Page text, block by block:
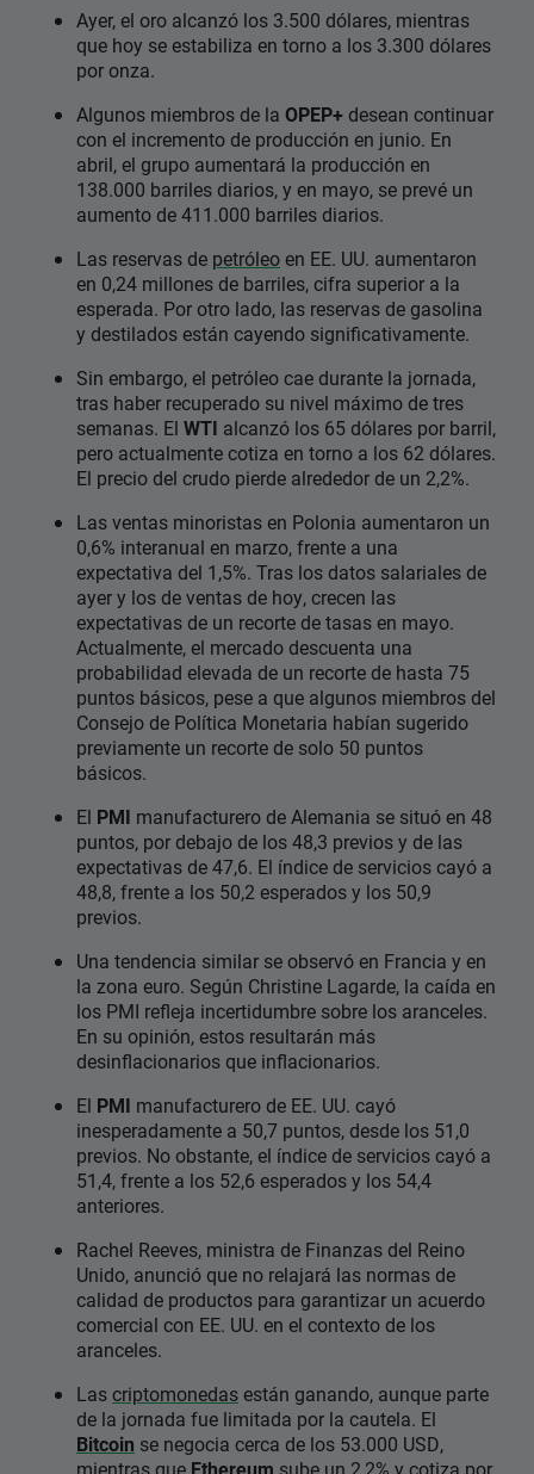
Ayer, el oro alcanzó los 3.500 dólares, mientras
que hoy se estabiliza en torno a los 3.300 dólares
por onza.
Algunos miembros de la OPEP+ desean continuar
con el incremento de producción en junio. En
abril, el grupo aumentará la producción en
138.000 barriles diarios, y en mayo, se prevé un
aumento de 411.000 barriles diarios.
Las reservas de petróleoen EE. UU. aumentaron
en 0,24 millones de barriles, cifra superior a la
esperada. Por otro lado, las reservas de gasolina
y destilados están cayendo significativamente.
Sin embargo, el petróleo cae durante la jornada,
tras haber recuperado su nivel máximo de tres
semanas. El WTI alcanzó los 65 dólares por barril,
pero actualmente cotiza en torno a los 62 dólares.
El precio del crudo pierde alrededor de un 2,2%.
Las ventas minoristas en Polonia aumentaron un
0,6% interanual en marzo, frente a una
expectativa del 1,5%. Tras los datos salariales de
ayer y los de ventas de hoy, crecen las
expectativas de un recorte de tasas en mayo.
Actualmente, el mercado descuenta una
probabilidad elevada de un recorte de hasta 75
puntos básicos, pese a que algunos miembros del
Consejo de Política Monetaria habían sugerido
previamente un recorte de solo 50 puntos
básicos.
El PMI manufacturero de Alemania se situó en 48
puntos, por debajo de los 48,3 previos y de las
expectativas de 47,6. El índice de servicios cayó a
48,8, frente a los 50,2 esperados y los 50,9
previos.
Una tendencia similar se observó en Francia y en
la zona euro. Según Christine Lagarde, la caída en
los PMI refleja incertidumbre sobre los aranceles.
En su opinión, estos resultarán más
desinflacionarios que inflacionarios.
El PMI manufacturero de EE. UU. cayó
inesperadamente a 50,7 puntos, desde los 51,0
previos. No obstante, el índice de servicios cayó a
51,4, frente a los 52,6 esperados y los 54,4
anteriores.
Rachel Reeves, ministra de Finanzas del Reino
Unido, anunció que no relajará las normas de
calidad de productos para garantizar un acuerdo
comercial con EE. UU. en el contexto de los
aranceles.
Lascriptomonedasestán ganando, aunque parte
de la jornada fue limitada por la cautela. El
Bitcoin se negocia cerca de los 53.000 USD,
mientras que Ethereum sube un 2,2% y cotiza por